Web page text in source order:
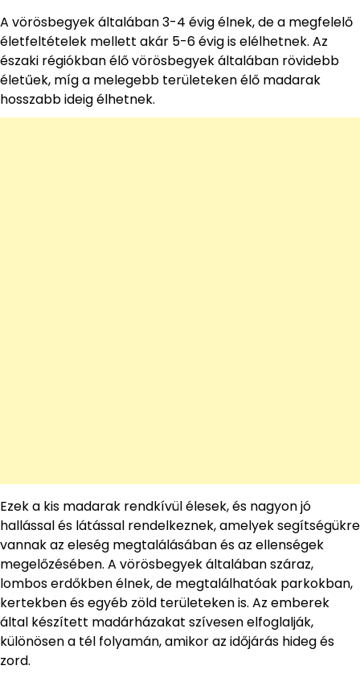
A vörösbegyek általában 3-4 évig élnek, de a megfelelő
életfeltételek mellett akár 5-6 évig is elélhetnek. Az
északi régiókban élő vörösbegyek általában rövidebb
életűek, míg a melegebb területeken élő madarak
hosszabb ideig élhetnek.
Ezek a kis madarak rendkívül élesek, és nagyon jó
hallással és látással rendelkeznek, amelyek segítségükre
vannak az eleség megtalálásában és az ellenségek
megelőzésében. A vörösbegyek általában száraz,
lombos erdőkben élnek, de megtalálhatóak parkokban,
kertekben és egyéb zöld területeken is. Az emberek
által készített madárházakat szívesen elfoglalják,
különösen a tél folyamán, amikor az időjárás hideg és
zord.